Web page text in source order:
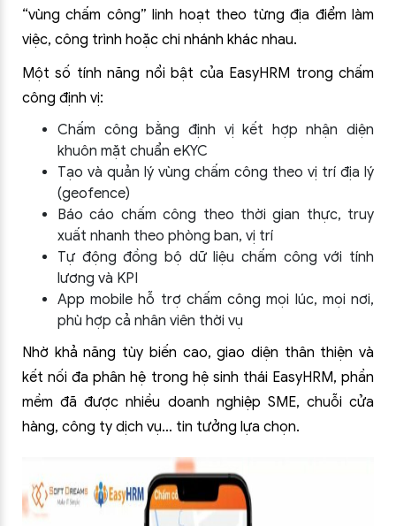
“vùng chấm công” linh hoạt theo từng địa điểm làm
việc, công trình hoặc chi nhánh khác nhau.
Một số tính năng nổi bật của EasyHRM trong chấm
công định vị:
Chấm công bằng định vị kết hợp nhận diện
khuôn mặt chuẩn eKYC
Tạo và quản lý vùng chấm công theo vị trí địa lý
(geofence)
Báo cáo chấm công theo thời gian thực, truy
xuất nhanh theo phòng ban, vị trí
Tự động đồng bộ dữ liệu chấm công với tính
lương và KPI
App mobile hỗ trợ chấm công mọi lúc, mọi nơi,
phù hợp cả nhân viên thời vụ
Nhờ khả năng tùy biến cao, giao diện thân thiện và
kết nối đa phân hệ trong hệ sinh thái EasyHRM, phần
mềm đã được nhiều doanh nghiệp SME, chuỗi cửa
hàng, công ty dịch vụ… tin tưởng lựa chọn.